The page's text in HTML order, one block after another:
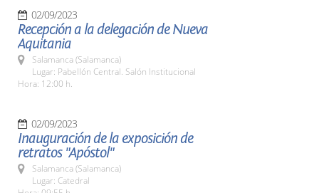
02/09/2023
Recepción a la delegación de Nueva
Aquitania
Salamanca (Salamanca)
Lugar: Pabellón Central. Salón Institucional
Hora: 12:00 h.
02/09/2023
Inauguración de la exposición de
retratos "Apóstol"
Salamanca (Salamanca)
Lugar: Catedral